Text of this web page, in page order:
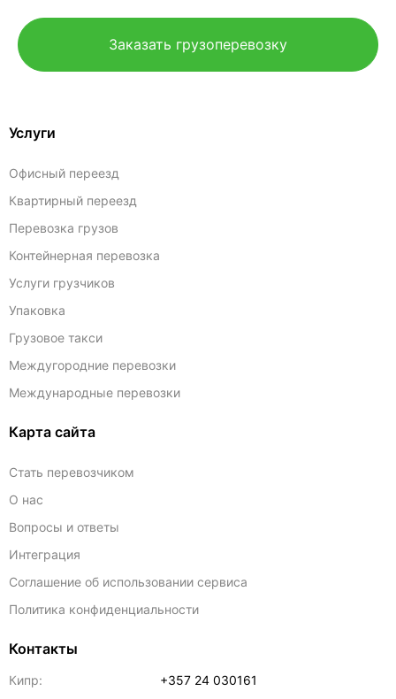
Заказать грузоперевозку
Услуги
Офисный переезд
Квартирный переезд
Перевозка грузов
Контейнерная перевозка
Услуги грузчиков
Упаковка
Грузовое такси
Междугородние перевозки
Международные перевозки
Карта сайта
Стать перевозчиком
О нас
Вопросы и ответы
Интеграция
Соглашение об использовании сервиса
Политика конфиденциальности
Контакты
Кипр:
+357 24 030161